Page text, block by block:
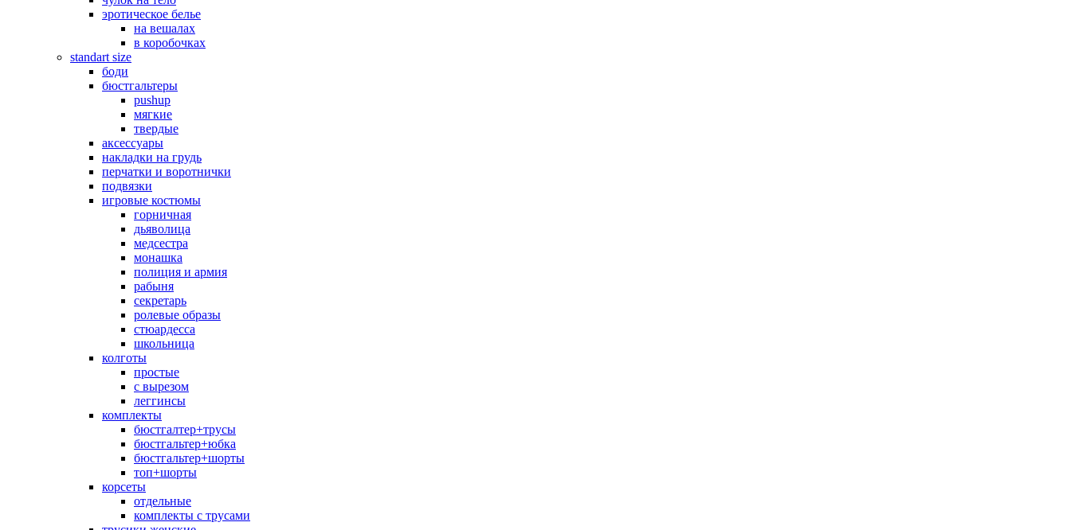
эротическое белье
на вешалах
в коробочках
standart size
боди
бюстгальтеры
pushup
мягкие
твердые
аксессуары
накладки на грудь
перчатки и воротнички
подвязки
игровые костюмы
горничная
дьяволица
медсестра
монашка
полиция и армия
рабыня
секретарь
ролевые образы
стюардесса
школьница
колготы
простые
с вырезом
леггинсы
комплекты
бюстгалтер+трусы
бюстгальтер+юбка
бюстгальтер+шорты
топ+шорты
корсеты
отдельные
комплекты с трусами